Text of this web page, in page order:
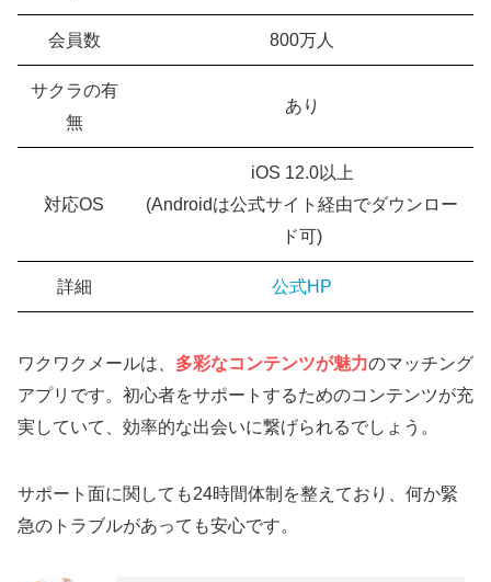
会員数 800万人
サクラの有
無
あり
対応OS
iOS 12.0以上
(Androidは公式サイト経由でダウンロー
ド可)
詳細 公式HP
ワクワクメールは、 多彩なコンテンツが魅力のマッチング
アプリです。初心者をサポートするためのコンテンツが充
実していて、効率的な出会いに繋げられるでしょう。
サポート面に関しても24時間体制を整えており、何か緊
急のトラブルがあっても安心です。